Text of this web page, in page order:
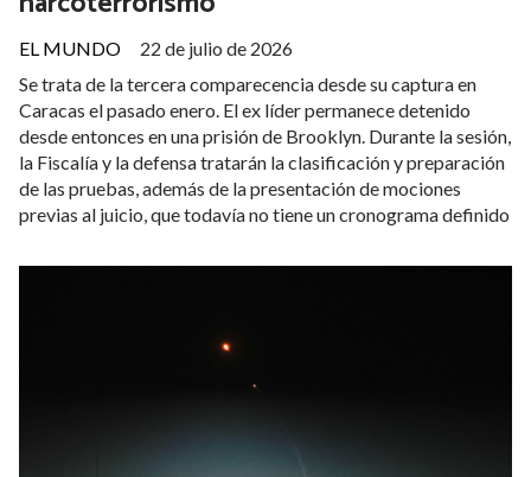
El ex dictador Nicolás Maduro vuelve a
comparecer ante la Justicia de Nueva
desde entonces en una prisión de Brooklyn. Durante la sesión,